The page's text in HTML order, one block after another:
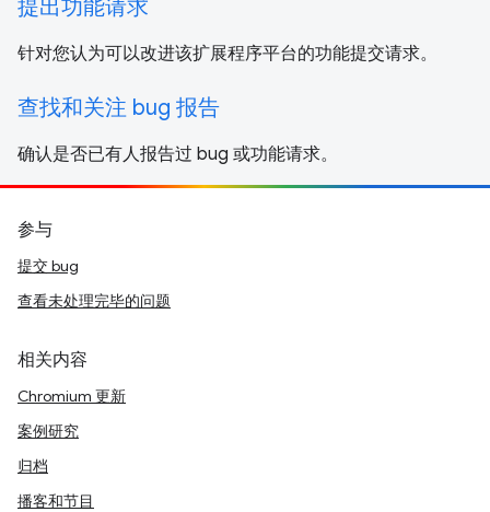
提出功能请求
针对您认为可以改进该扩展程序平台的功能提交请求。
查找和关注 bug 报告
确认是否已有人报告过 bug 或功能请求。
参与
提交 bug
查看未处理完毕的问题
相关内容
Chromium 更新
案例研究
归档
播客和节目